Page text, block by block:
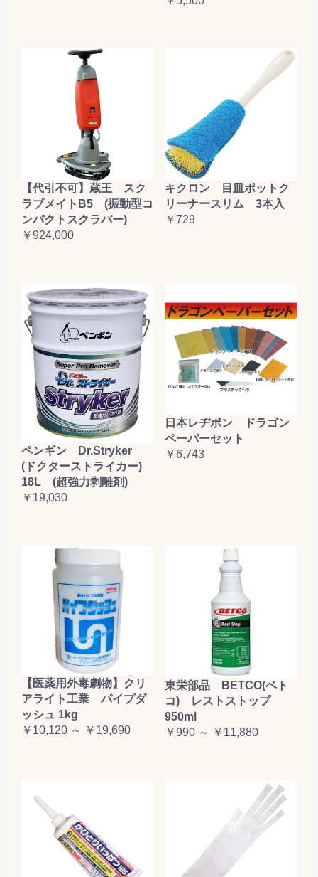
【代引不可】蔵王 スク
ラブメイトB5 (振動型コ
ンパクトスクラバー)
￥924,000
キクロン 目皿ポットク
リーナースリム 3本入
￥729
ペンギン Dr.Stryker
(ドクターストライカー)
18L (超強力剥離剤)
￥19,030
日本レヂボン ドラゴン
ペーパーセット
￥6,743
【医薬用外毒劇物】クリ
アライト工業 パイプダ
ッシュ 1kg
￥10,120 ～ ￥19,690
東栄部品 BETCO(ベト
コ) レストストップ
950ml
￥990 ～ ￥11,880